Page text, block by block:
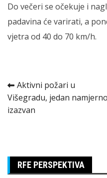
Do večeri se očekuje i
padavina će varirati, a
vjetra od 40 do 70 km/h.
Kretanje
članka
Aktivni požari u
Višegradu, jedan namjerno
izazvan
RFE PERSPEKTIVA